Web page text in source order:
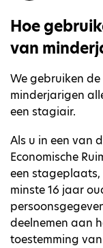
Hoe
van
We gebruiken
minderjarigen
een stagiair.
Als u in een van
Economische
een
minste 16 jaar
deelnemen aan
toestemming